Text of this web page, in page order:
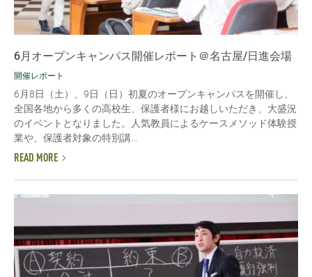
6月オープンキャンパス開催レポート＠名古屋/日進会場
開催レポート
6月8日（土）、9日（日）初夏のオープンキャンパスを開催し、
全国各地から多くの高校生、保護者様にお越しいただき、大盛況
のイベントとなりました。人気教員によるケースメソッド体験授
業や、保護者対象の特別講...
READ MORE